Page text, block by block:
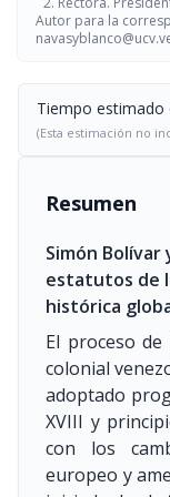
Autor para la
Tiempo estimado
(Esta estimación no
Resumen
Simón
estatutos de
histórica
El proceso
colonial
adoptado
XVIII y
con los
europeo y